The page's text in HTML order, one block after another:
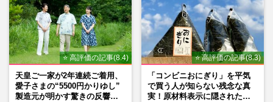
⭐ 高評価の記事(8.4)
天皇ご一家が2年連続ご着用、
愛子さまの“5500円かりゆし”
製造元が明かす驚きの反響
⭐ 高評価の記事(8.3)
「コンビニおにぎり」を平気
で買う人が知らない残念な真
実！原材料表示に隠された添